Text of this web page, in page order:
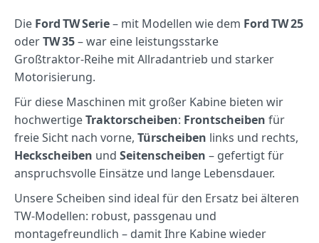
Die Ford TW Serie– mit Modellen wie dem Ford TW 25
oderTW 35– war eine leistungsstarke
Großtraktor‑Reihe mit Allradantrieb und starker
Motorisierung.
Für diese Maschinen mit großer Kabine bieten wir
hochwertigeTraktorscheiben: Frontscheiben für
freie Sicht nach vorne, Türscheiben links und rechts,
Heckscheiben und Seitenscheiben – gefertigt für
anspruchsvolle Einsätze und lange Lebensdauer.
Unsere Scheiben sind ideal für den Ersatz bei älteren
TW‑Modellen: robust, passgenau und
montagefreundlich – damit Ihre Kabine wieder